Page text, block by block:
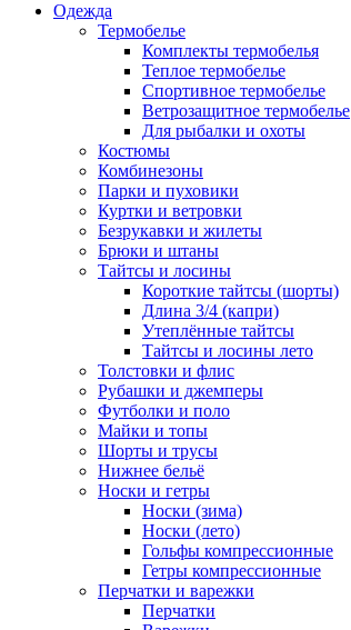
Одежда
Термобелье
Комплекты термобелья
Теплое термобелье
Спортивное термобелье
Ветрозащитное термобелье
Для рыбалки и охоты
Костюмы
Комбинезоны
Парки и пуховики
Куртки и ветровки
Безрукавки и жилеты
Брюки и штаны
Тайтсы и лосины
Короткие тайтсы (шорты)
Длина 3/4 (капри)
Утеплённые тайтсы
Тайтсы и лосины лето
Толстовки и флис
Рубашки и джемперы
Футболки и поло
Майки и топы
Шорты и трусы
Нижнее бельё
Носки и гетры
Носки (зима)
Носки (лето)
Гольфы компрессионные
Гетры компрессионные
Перчатки и варежки
Перчатки